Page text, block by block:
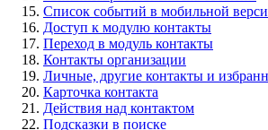
Список событий в мобильной
Доступ к модулю контакты
Переход в модуль контакты
Контакты организации
Личные, другие контакты и
Карточка контакта
Действия над контактом
Подсказки в поиске